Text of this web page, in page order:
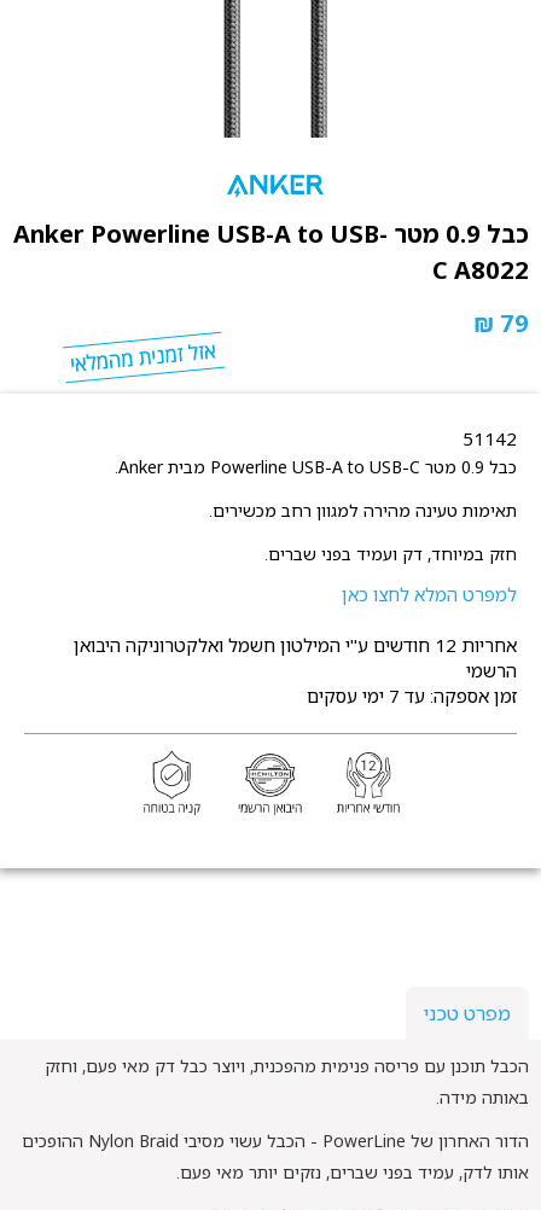
כבל 0.9 מטר Anker Powerline USB-A to USB-
C A8022
79 ₪
51142
כבל 0.9 מטר Powerline USB-A to USB-C מבית Anker.
תאימות טעינה מהירה למגוון רחב מכשירים.
חזק במיוחד, דק ועמיד בפני שברים.
למפרט המלא לחצו כאן
אחריות 12 חודשים
ע"י המילטון חשמל ואלקטרוניקה היבואן
הרשמי
זמן אספקה: עד 7 ימי עסקים
מפרט טכני
הכבל תוכנן עם פריסה פנימית מהפכנית, ויוצר כבל דק מאי פעם, וחזק
באותה מידה.
הדור האחרון של PowerLine - הכבל עשוי מסיבי Nylon Braid ההופכים
אותו לדק, עמיד בפני שברים, נזקים יותר מאי פעם.